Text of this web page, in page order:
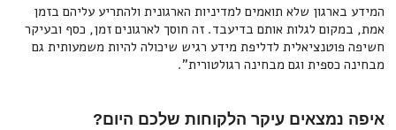
המידע בארגון שלא תואמים למדיניות הארגונית ולהתריע עליהם בזמן
אמת, במקום לגלות אותם בדיעבד. זה חוסך לארגונים זמן, כסף ובעיקר
חשיפה פוטנציאלית לדליפת מידע רגיש שיכולה להיות משמעותית גם
מבחינה כספית וגם מבחינה רגולטורית".
איפה נמצאים עיקר הלקוחות שלכם היום?